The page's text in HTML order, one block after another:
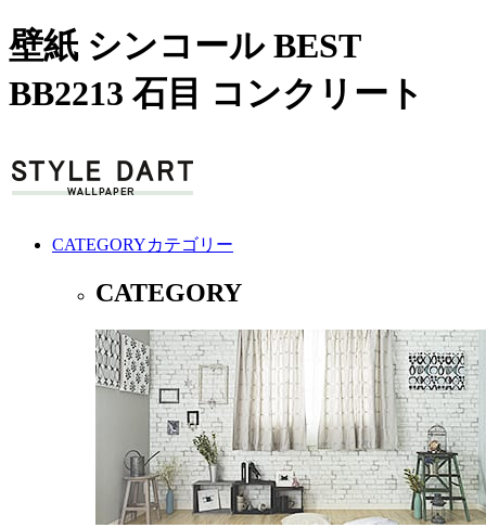
壁紙 シンコール BEST
BB2213 石目 コンクリート
CATEGORYカテゴリー
CATEGORY